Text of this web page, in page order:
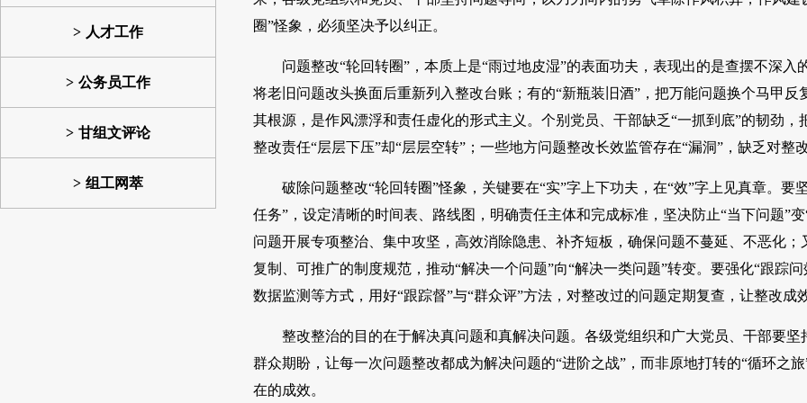
人才工作
公务员工作
甘组文评论
组工网萃
圈”怪象，必须坚决予以纠正。
问题整改“轮回转圈”，本质上是“雨过地皮湿”的表面功夫，表现出的是查摆不深
将老旧问题改头换面后重新列入整改台账；有的“新瓶装旧酒”，把万能问题换个马甲
其根源，是作风漂浮和责任虚化的形式主义。个别党员、干部缺乏“一抓到底”的韧劲
整改责任“层层下压”却“层层空转”；一些地方问题整改长效监管存在“漏洞”，缺乏对
破除问题整改“轮回转圈”怪象，关键要在“实”字上下功夫，在“效”字上见真章。
任务”，设定清晰的时间表、路线图，明确责任主体和完成标准，坚决防止“当下问题”
问题开展专项整治、集中攻坚，高效消除隐患、补齐短板，确保问题不蔓延、不恶化
复制、可推广的制度规范，推动“解决一个问题”向“解决一类问题”转变。要强化“跟踪
数据监测等方式，用好“跟踪督”与“群众评”方法，对整改过的问题定期复查，让整改
整改整治的目的在于解决真问题和真解决问题。各级党组织和广大党员、干部要
群众期盼，让每一次问题整改都成为解决问题的“进阶之战”，而非原地打转的“循环之
在的成效。